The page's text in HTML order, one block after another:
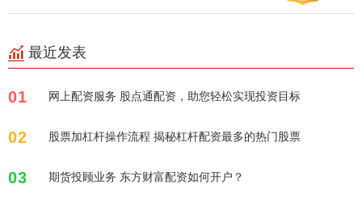
最近发表
01 网上配资服务 股点通配资，助您轻松实现投资目标
02 股票加杠杆操作流程 揭秘杠杆配资最多的热门股票
03 期货投顾业务 东方财富配资如何开户？